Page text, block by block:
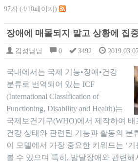
97개 (4/10페이지)
장애에 매몰되지 말고 상황에 집
김성남님 0 3492
국내에서는 국제 기능•장애•건강
분류로 번역되어 있는 ICF
(International Classification of
Functioning, Disability and Health)는
국제보건기구(WHO)에서 제작하여 배
건강 상태와 관련된 기능과 활동의 분
이 모델에서 가장 중요한 키워드는 ‘기
볼 수 있으며 특히, 발달장애와 관련